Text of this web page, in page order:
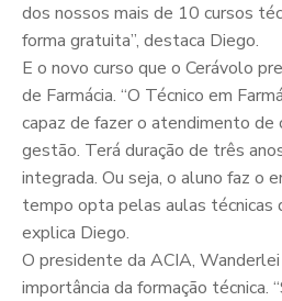
dos nossos mais de 10 cursos
forma gratuita”, destaca Diego.
E o novo curso que o Cerávolo
de Farmácia. “O Técnico em
capaz de fazer o atendimento de
gestão. Terá duração de três
integrada. Ou seja, o aluno faz o
tempo opta pelas aulas técnicas
explica Diego.
O presidente da ACIA,
importância da formação técnica.